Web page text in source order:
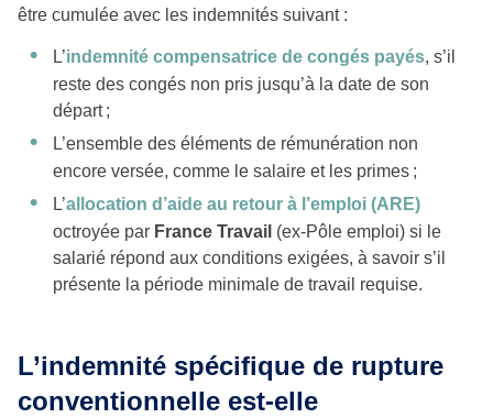
être cumulée avec les indemnités suivant :
L’indemnité compensatrice de congés payés, s’il
reste des congés non pris jusqu’à la date de son
départ ;
L’ensemble des éléments de rémunération non
encore versée, comme le salaire et les primes ;
L’allocation d’aide au retour à l’emploi (ARE)
octroyée par France Travail (ex-Pôle emploi) si le
salarié répond aux conditions exigées, à savoir s’il
présente la période minimale de travail requise.
L’indemnité spécifique de rupture
conventionnelle est-elle